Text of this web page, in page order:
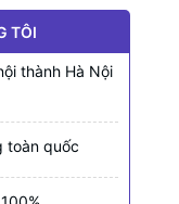
TÔI
thành Hà Nội
toàn quốc